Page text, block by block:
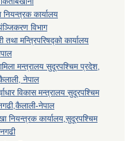
नियन्त्रक कार्यालय
विभाग
तथा मन्त्रिपरिषद्को कार्यालय
मन्त्रालय सुदूरपश्चिम प्रदेश,
नेपाल
विकास मन्त्रालय सुदूरपश्चिम
नेपाल
नियन्त्रक कार्यालय,सुदूरपश्चिम